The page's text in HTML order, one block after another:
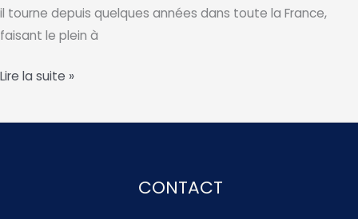
il tourne depuis quelques années dans toute la France,
faisant le plein à
Concert,
Voulzy
Lire la suite »
CONTACT